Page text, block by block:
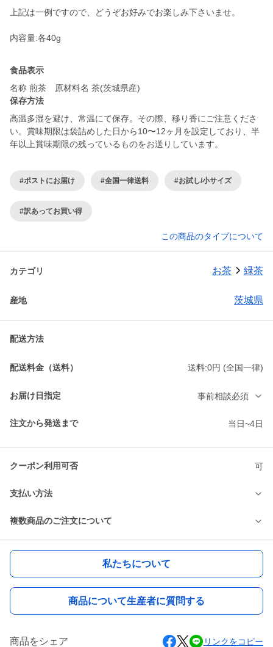
上記は一例ですので、どうぞお好みでお楽しみ下さいませ。
内容量:各40g
食品表示
名称 煎茶 原材料名 茶(茨城県産)
保存方法
高温多湿を避け、常温にて保存。その際、移り香にご注意くださ
い。賞味期限は袋詰めした日から10〜12ヶ月を設定しており、半
年以上賞味期限の残っているものをお送りしています。
#ポストにお届け #全国一律送料 #お試し/小サイズ
#訳あってお買い得
この商品のタイプについて
カテゴリ お茶 緑茶
産地 茨城県
配送方法
配送料金（送料） 送料:0円 (全国一律)
お届け日指定 事前相談必須
注文から発送まで 当日~4日
クーポン利用可否 可
支払い方法
複数商品のご注文について
私たちについて
商品について生産者に質問する
商品をシェア リンクをコピー